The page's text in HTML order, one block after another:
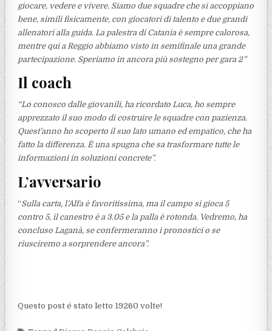
giocare, vedere e vivere. Siamo due squadre che si accoppiano
bene, simili fisicamente, con giocatori di talento e due grandi
allenatori alla guida. La palestra di Catania è sempre calorosa,
mentre qui a Reggio abbiamo visto in semifinale una grande
partecipazione. Speriamo in ancora più sostegno per gara 2”
Il coach
“Lo conosco dalle giovanili, ha ricordato Luca, ho sempre
apprezzato il suo modo di costruire le squadre con pazienza.
Quest’anno ho scoperto il suo lato umano ed empatico, che ha
fatto la differenza. È una spugna che sa trasformare tutte le
informazioni in soluzioni concrete”.
L’avversario
“Sulla carta, l’Alfa è favoritissima, ma il campo si gioca 5
contro 5, il canestro è a 3.05 e la palla è rotonda. Vedremo, ha
concluso Laganà, se confermeranno i pronostici o se
riusciremo a sorprendere ancora”.
Questo post é stato letto 19260 volte!